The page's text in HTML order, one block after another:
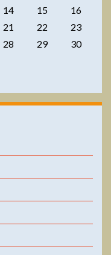
14 15
16
21 22
23
28 29
30